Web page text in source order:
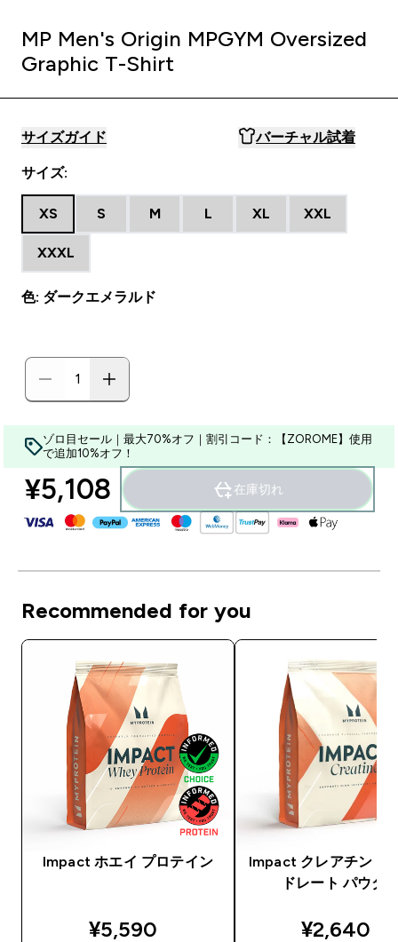
MP Men's Origin MPGYM Oversized
Graphic T-Shirt
サイズガイド バーチャル試着
サイズ:
XS S M L XL XXL
XXXL
色: ダークエメラルド
ゾロ目セール｜最大70%オフ｜割引コード：【ZOROME】使用
で追加10%オフ！
¥5,108‎ 在庫切れ
Recommended for you
Impact ホエイ プロテイン
discounted price
¥5,590‎
Impact クレアチン モ
ドレート パウダ
¥2,640‎